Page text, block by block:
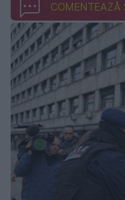
COMENTEAZĂ